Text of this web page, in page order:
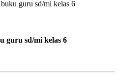
guru sd/mi kelas 6